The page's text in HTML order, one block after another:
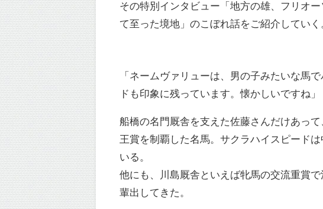
その特別インタビュー「地方の雄、フリオ
て至った境地」のこぼれ話をご紹介していく
「ネームヴァリューは、男の子みたいな馬
ドも印象に残っています。懐かしいですね」
船橋の名門厩舎を支えた佐藤さんだけあっ
王賞を制覇した名馬。サクラハイスピード
いる。
他にも、川島厩舎といえば牝馬の交流重賞
輩出してきた。